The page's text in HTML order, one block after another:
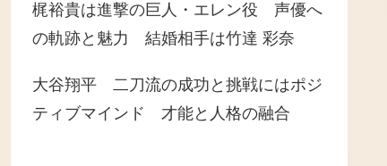
梶裕貴は進撃の巨人・エレン役 声優へ
の軌跡と魅力 結婚相手は竹達 彩奈
大谷翔平 二刀流の成功と挑戦にはポジ
ティブマインド 才能と人格の融合